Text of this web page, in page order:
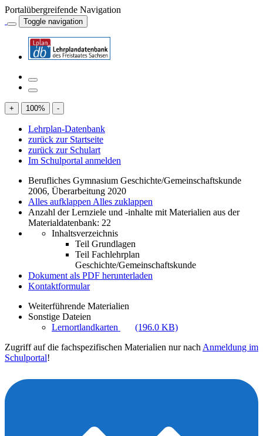
Portalübergreifende Navigation
Toggle navigation
+ 100% -
Lehrplan-Datenbank
zurück zur Startseite
zurück zur Schulart
Im Schulportal anmelden
Berufliches Gymnasium Geschichte/Gemeinschaftskunde
2006, Überarbeitung 2020
Alles aufklappen Alles zuklappen
Anzahl der Lernziele und -inhalte mit Materialien aus der
Materialdatenbank: 22
Inhaltsverzeichnis
Teil Grundlagen
Teil Fachlehrplan
Geschichte/Gemeinschaftskunde
Dokument als PDF herunterladen
Kontaktformular
Weiterführende Materialien
Sonstige Dateien
Lernortlandkarten
(196.0 KB)
Zugriff auf die fachspezifischen Materialien nur nach Anmeldung im
Schulportal!